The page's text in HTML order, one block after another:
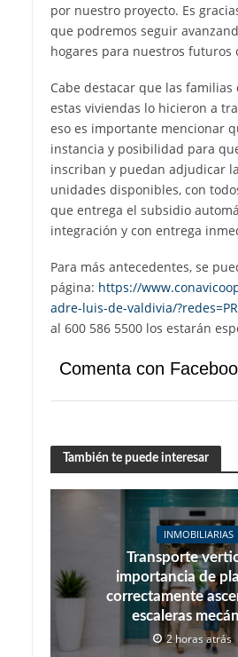
por nuestro proyecto. Es
que podremos seguir
hogares para nuestros futuros
Cabe destacar que las
estas viviendas lo hicieron a
eso es importante mencionar
instancia y posibilidad para
inscriban y puedan adjudicar
unidades disponibles, con
que entrega el subsidio
integración y con entrega
Para más antecedentes, se
página: https://
adre-luis-de-valdivia/
al 600 586 5500 los estarán
Comenta con
También te puede interesar
INMOBILIARIAS
Transporte
importancia de
correctamente
escaleras
2 horas atrás